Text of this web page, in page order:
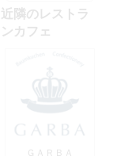
近隣のレストラ
ンカフェ
ＧＡＲＢＡ